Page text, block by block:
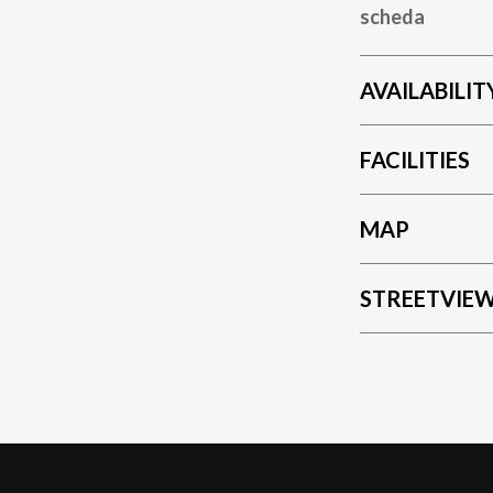
scheda
FACILITIES
MAP